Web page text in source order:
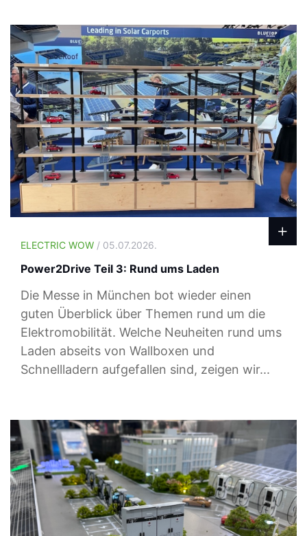
ELECTRIC WOW / 05.07.2026.
Power2Drive Teil 3: Rund ums Laden
Die Messe in München bot wieder einen
guten Überblick über Themen rund um die
Elektromobilität. Welche Neuheiten rund ums
Laden abseits von Wallboxen und
Schnellladern aufgefallen sind, zeigen wir...